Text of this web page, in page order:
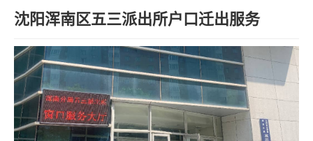
留学和考研
案例
关于我们
沈阳浑南区五三派出所户口迁出服务